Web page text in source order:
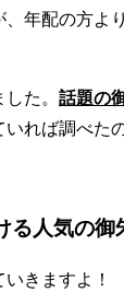
、年配の方よ
た。 話題の
いれば調べた
る人気の御
きますよ！